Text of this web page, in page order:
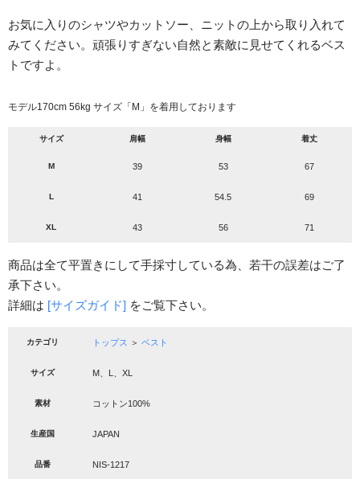
お気に入りのシャツやカットソー、ニットの上から取り入れて
みてください。頑張りすぎない自然と素敵に見せてくれるベス
トですよ。
モデル170cm 56kg サイズ「M」を着用しております
サイズ 肩幅 身幅 着丈
M 39 53 67
L 41 54.5 69
XL 43 56 71
商品は全て平置きにして手採寸している為、若干の誤差はご了
承下さい。
詳細は [サイズガイド] をご覧下さい。
カテゴリ トップス ＞ ベスト
サイズ M、L、XL
素材 コットン100%
生産国 JAPAN
品番 NIS-1217